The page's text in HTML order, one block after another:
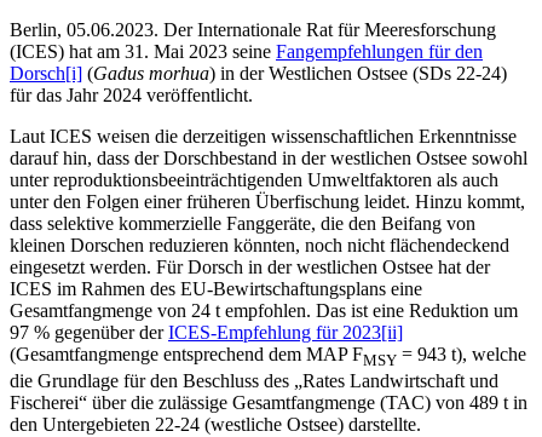
Berlin, 05.06.2023. Der Internationale Rat für Meeresforschung
(ICES) hat am 31. Mai 2023 seine Fangempfehlungen für den
Dorsch[i] (Gadus morhua) in der Westlichen Ostsee (SDs 22-24)
für das Jahr 2024 veröffentlicht.
Laut ICES weisen die derzeitigen wissenschaftlichen Erkenntnisse
darauf hin, dass der Dorschbestand in der westlichen Ostsee sowohl
unter reproduktionsbeeinträchtigenden Umweltfaktoren als auch
unter den Folgen einer früheren Überfischung leidet. Hinzu kommt,
dass selektive kommerzielle Fanggeräte, die den Beifang von
kleinen Dorschen reduzieren könnten, noch nicht flächendeckend
eingesetzt werden. Für Dorsch in der westlichen Ostsee hat der
ICES im Rahmen des EU-Bewirtschaftungsplans eine
Gesamtfangmenge von 24 t empfohlen. Das ist eine Reduktion um
97 % gegenüber derICES-Empfehlung für 2023[ii]
(Gesamtfangmenge entsprechend dem MAP FMSY = 943 t), welche
die Grundlage für den Beschluss des „Rates Landwirtschaft und
Fischerei“ über die zulässige Gesamtfangmenge (TAC) von 489 t in
den Untergebieten 22-24 (westliche Ostsee) darstellte.